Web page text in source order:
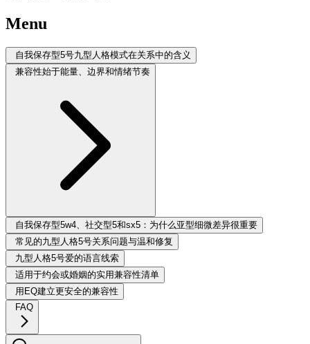
Menu
自我保存型5号九型人格模式在关系中的含义
兼容性始于能量、边界和情绪节奏
自我保存型5w4、社交型5和sx5：为什么亚型细微差异很重要
常见的九型人格5号关系问题与温和修复
九型人格5号爱的语言线索
适用于约会或婚姻的实用兼容性清单
用EQ建立更安全的兼容性
FAQ